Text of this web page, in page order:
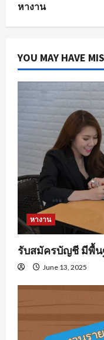
หางาน
YOU MAY HAVE
หางาน
รับสมัครบัญชี มีพื้น
June 13, 2025